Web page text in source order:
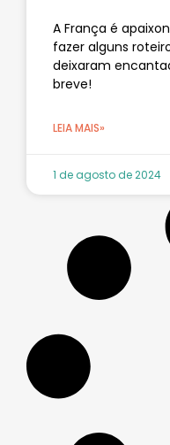
A França é
fazer alguns
deixaram
breve!
LEIA MAIS»
1 de agosto de 2024